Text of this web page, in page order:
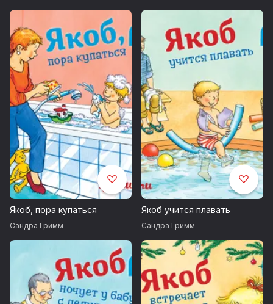
Якоб, пора купаться
Сандра Гримм
Якоб учится плавать
Сандра Гримм